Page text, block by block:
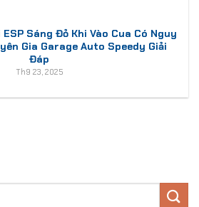
Sáng Đỏ Khi Vào Cua Có Nguy
Gia Garage Auto Speedy Giải
Đáp
Th9 23, 2025